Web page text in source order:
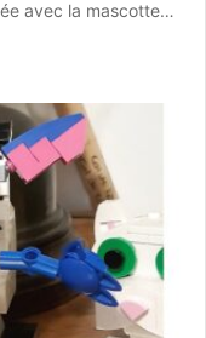
avec la mascotte…